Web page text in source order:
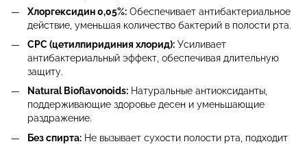
Хлоргексидин 0,05%: Обеспечивает антибактериальное
действие, уменьшая количество бактерий в полости рта.
CPC (цетилпиридиния хлорид): Усиливает
антибактериальный эффект, обеспечивая длительную
защиту.
Natural Bioflavonoids: Натуральные антиоксиданты,
поддерживающие здоровье десен и уменьшающие
раздражение.
Без спирта: Не вызывает сухости полости рта, подходит